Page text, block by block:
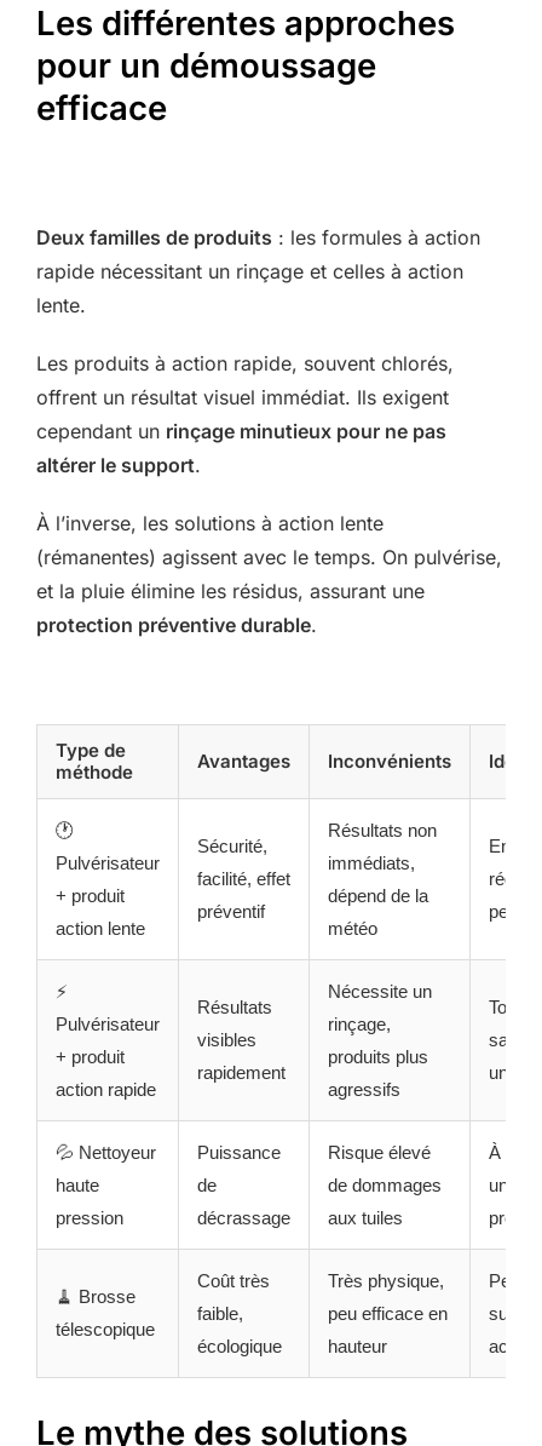
Les différentes approches
pour un démoussage
efficace
Deux familles de produits : les formules à action
rapide nécessitant un rinçage et celles à action
lente.
Les produits à action rapide, souvent chlorés,
offrent un résultat visuel immédiat. Ils exigent
cependant un rinçage minutieux pour ne pas
altérer le support.
À l’inverse, les solutions à action lente
(rémanentes) agissent avec le temps. On pulvérise,
et la pluie élimine les résidus, assurant une
protection préventive durable.
Type de
méthode
Avantages Inconvénients Idéal
🕐
Pulvérisateur
+ produit
action lente
Sécurité,
facilité, effet
préventif
Résultats non
immédiats,
dépend de la
météo
peu
⚡
Pulvérisateur
+ produit
action rapide
Résultats
visibles
rapidement
Nécessite un
rinçage,
produits plus
agressifs
Toits
sales,
une
💦 Nettoyeur
haute
pression
Puissance
de
décrassage
Risque élevé
de dommages
aux tuiles
À
un
🧹 Brosse
télescopique
Coût très
faible,
écologique
Très physique,
peu efficace en
hauteur
Petites
Le mythe des solutions